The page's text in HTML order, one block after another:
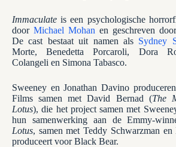
Immaculate is een psychologische
doorMichael Mohan en geschreven
De cast bestaat uit namen als Sydney
Morte, Benedetta Porcaroli, Dora
Colangeli en Simona Tabasco.
Sweeney en Jonathan Davino
Films samen met David Bernad (The
Lotus), die het project samen met
hun samenwerking aan de Emmy-
Lotus, samen met Teddy Schwarzman
produceert voor Black Bear.